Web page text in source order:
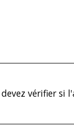
vérifier si